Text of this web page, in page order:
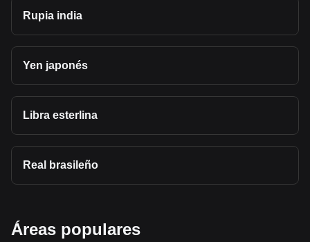
Rupia india
Yen japonés
Libra esterlina
Real brasileño
Áreas populares